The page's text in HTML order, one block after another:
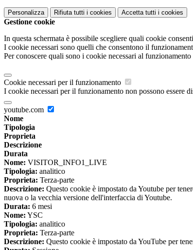
Personalizza Rifiuta tutti i cookies Accetta tutti i cookies
Gestione cookie
In questa schermata è possibile scegliere quali cookie
I cookie necessari sono quelli che consentono il
Per conoscere quali sono i cookie necessari al
Cookie necessari per il funzionamento
I cookie necessari per il funzionamento non possono essere
youtube.com
Nome
Tipologia
Proprieta
Descrizione
Durata
Nome: VISITOR_INFO1_LIVE
Tipologia: analitico
Proprieta: Terza-parte
Descrizione: Questo cookie è impostato da Youtube per
nuova o la vecchia versione dell'interfaccia di Youtube.
Durata: 6 mesi
Nome: YSC
Tipologia: analitico
Proprieta: Terza-parte
Descrizione: Questo cookie è impostato da YouTube per